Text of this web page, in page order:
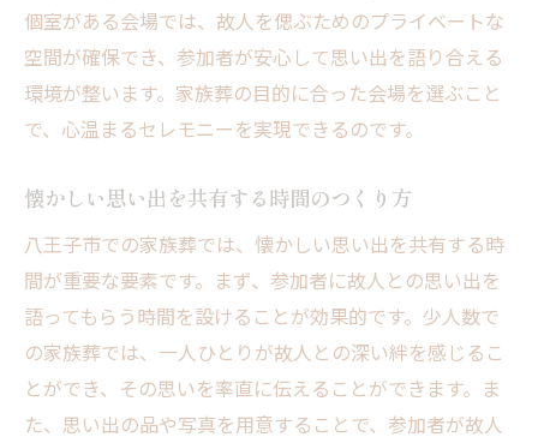
個室がある会場では、故人を偲ぶためのプライベートな
空間が確保でき、参加者が安心して思い出を語り合える
環境が整います。家族葬の目的に合った会場を選ぶこと
で、心温まるセレモニーを実現できるのです。
懐かしい思い出を共有する時間のつくり方
八王子市での家族葬では、懐かしい思い出を共有する時
間が重要な要素です。まず、参加者に故人との思い出を
語ってもらう時間を設けることが効果的です。少人数で
の家族葬では、一人ひとりが故人との深い絆を感じるこ
とができ、その思いを率直に伝えることができます。ま
た、思い出の品や写真を用意することで、参加者が故人